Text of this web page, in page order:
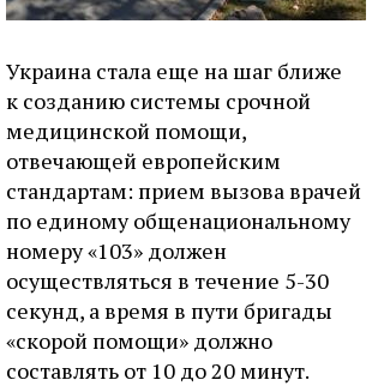
Украина стала еще на шаг ближе
к созданию системы срочной
медицинской помощи,
отвечающей европейским
стандартам: прием вызова врачей
по единому общенациональному
номеру «103» должен
осуществляться в течение 5-30
секунд, а время в пути бригады
«скорой помощи» должно
составлять от 10 до 20 минут.